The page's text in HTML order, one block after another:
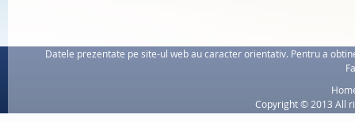
Datele prezentate pe site-ul web au caracter orientativ. Pentru a
Copyright © 2013 All